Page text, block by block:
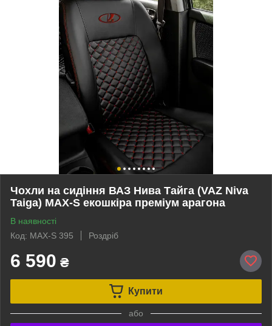
Чохли на сидіння ВАЗ Нива Тайга (VAZ Niva
Taiga) MAX-S екошкіра преміум арагона
В наявності
Код: MAX-S 395
Роздріб
6 590 ₴
Купити
або